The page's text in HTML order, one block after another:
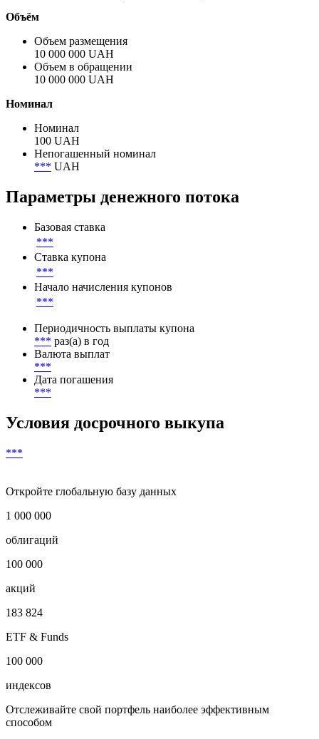
Объём
Объем размещения
10 000 000 UAH
Объем в обращении
10 000 000 UAH
Номинал
Номинал
100 UAH
Непогашенный номинал
*** UAH
Параметры денежного потока
Базовая ставка
***
Ставка купона
***
Начало начисления купонов
***
Периодичность выплаты купона
*** раз(а) в год
Валюта выплат
***
Дата погашения
***
Условия досрочного выкупа
***
Откройте глобальную базу данных
1 000 000
облигаций
100 000
акций
183 824
ETF & Funds
100 000
индексов
Отслеживайте свой портфель наиболее эффективным
способом